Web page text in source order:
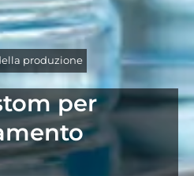
produzione
per